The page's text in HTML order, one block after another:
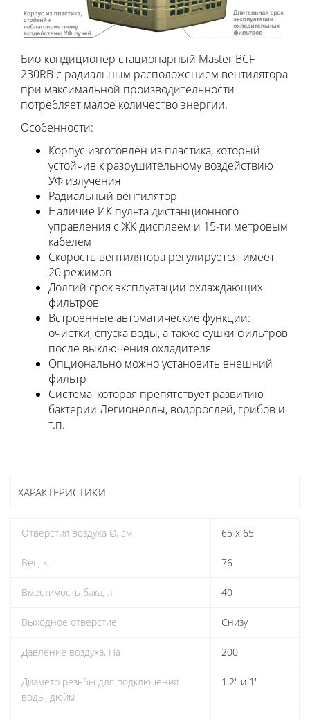
Био-кондиционер стационарный Master BCF
230RB с радиальным расположением вентилятора
при максимальной производительности
потребляет малое количество энергии.
Особенности:
Корпус изготовлен из пластика, который
устойчив к разрушительному воздействию
УФ излучения
Радиальный вентилятор
Наличие ИК пульта дистанционного
управления с ЖК дисплеем и 15-ти метровым
кабелем
Скорость вентилятора регулируется, имеет
20 режимов
Долгий срок эксплуатации охлаждающих
фильтров
Встроенные автоматические функции:
очистки, спуска воды, а также сушки фильтров
после выключения охладителя
Опционально можно установить внешний
фильтр
Система, которая препятствует развитию
бактерии Легионеллы, водорослей, грибов и
т.п.
ХАРАКТЕРИСТИКИ
Oтверстия воздуха Ø, см 65 x 65
Вес, кг 76
Вместимость бака, л 40
Выходное отверстие Снизу
Давление воздуха, Па 200
Диаметр резьбы для подключения
воды, дюйм
1.2" и 1"